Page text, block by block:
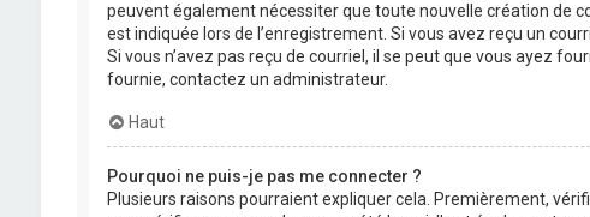
peuvent également nécessiter que toute nouvelle création de
est indiquée lors de l’enregistrement. Si vous avez reçu un
Si vous n’avez pas reçu de courriel, il se peut que vous ayez
fournie, contactez un administrateur.
Haut
Pourquoi ne puis-je pas me connecter ?
Plusieurs raisons pourraient expliquer cela. Premièrement,